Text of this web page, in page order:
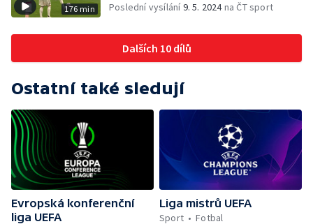
176 min
Poslední vysílání9. 5. 2024na ČT sport
Dalších 10 dílů
Ostatní také sledují
Evropská konferenční
liga UEFA
Liga mistrů UEFA
Sport
Fotbal